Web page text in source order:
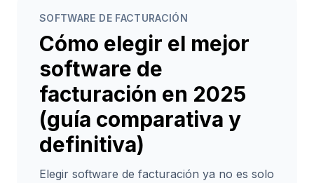
trabajar más rápido, con
normativa Veri*Factu.
Leer artículo
SOFTWARE DE FACTURACIÓN
Cómo elegir el mejor
software de
facturación en 2025
(guía comparativa y
definitiva)
Elegir software de facturación ya no es solo